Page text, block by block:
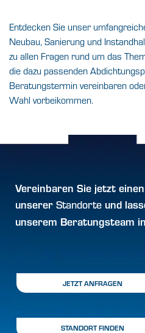
Entdecken Sie unser
Neubau, Sanierung und
zu allen Fragen rund um das
die dazu passenden
Beratungstermin vereinbaren
Wahl vorbeikommen.
Vereinbaren Sie jetzt einen
unserer Standorte und
unserem Beratungsteam
JETZT ANFRAGEN
STANDORT FINDEN